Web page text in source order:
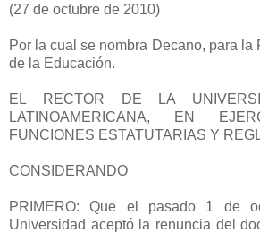
(27 de octubre de 2010)
Por la cual se nombra Decano, para la
de la Educación.
EL RECTOR DE LA
LATINOAMERICANA, EN
FUNCIONES ESTATUTARIAS Y
CONSIDERANDO
PRIMERO: Que el pasado 1 de
Universidad aceptó la renuncia del